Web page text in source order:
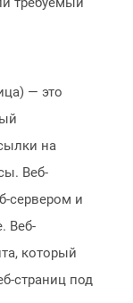
— это
на
Веб-
сервером и
Веб-
который
страниц под